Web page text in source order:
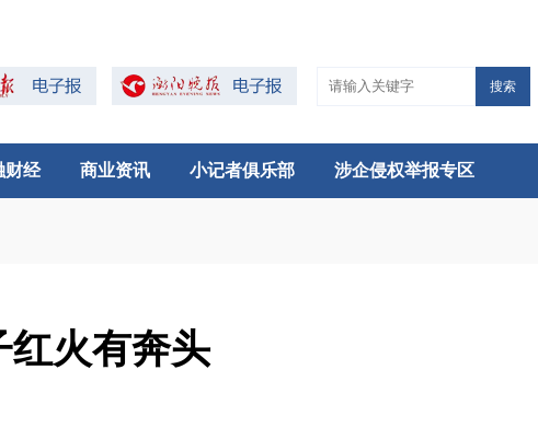
搜索
财经 商业资讯 小记者俱乐部 涉企侵权举报专区
红火有奔头